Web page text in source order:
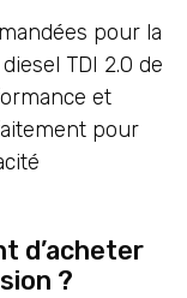
pour la
TDI 2.0 de
et
pour
d’acheter
?